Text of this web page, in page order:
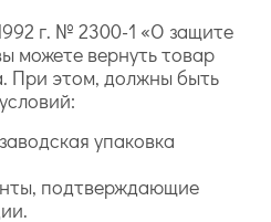
г. № 2300-1 «О защите
можете вернуть товар
При этом, должны быть
упаковка
подтверждающие